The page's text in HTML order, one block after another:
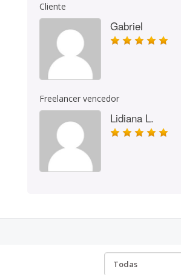
Cliente
Gabriel
Freelancer vencedor
Lidiana L.